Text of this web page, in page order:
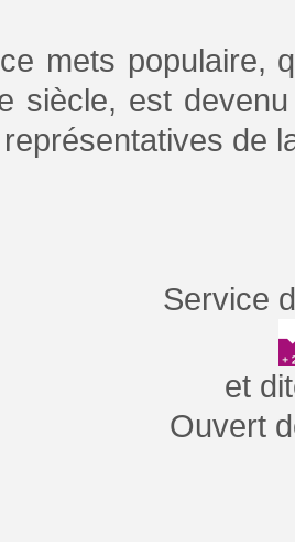
mets populaire,
siècle, est
de
Service
et
Ouvert